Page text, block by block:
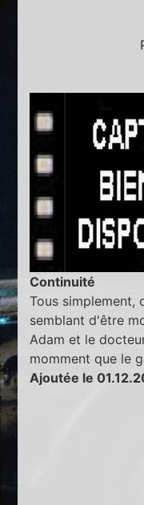
Continuité
Tous simplement,
semblant d'être
Adam et le
momment que le
Ajoutée le